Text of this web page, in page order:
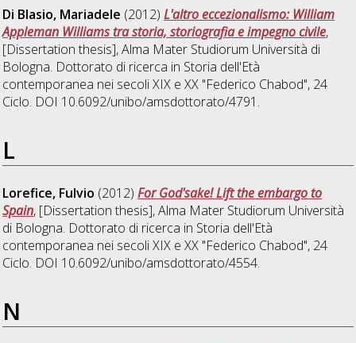
Di Blasio, Mariadele (2012)L'altro eccezionalismo: William
Appleman Williams tra storia, storiografia e impegno civile,
[Dissertation thesis], Alma Mater Studiorum Università di
Bologna. Dottorato di ricerca in Storia dell'Età
contemporanea nei secoli XIX e XX "Federico Chabod", 24
Ciclo. DOI 10.6092/unibo/amsdottorato/4791.
L
Lorefice, Fulvio (2012)For God'sake! Lift the embargo to
Spain, [Dissertation thesis], Alma Mater Studiorum Università
di Bologna. Dottorato di ricerca in Storia dell'Età
contemporanea nei secoli XIX e XX "Federico Chabod", 24
Ciclo. DOI 10.6092/unibo/amsdottorato/4554.
N